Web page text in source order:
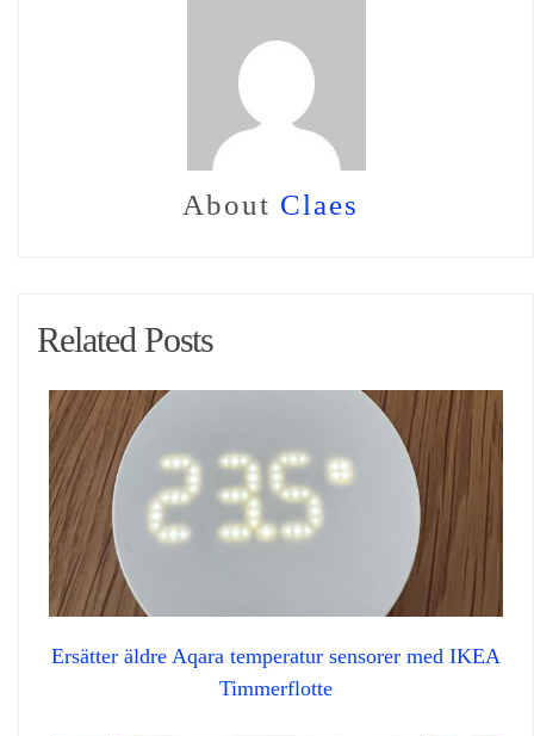
About Claes
Related Posts
Ersätter äldre Aqara temperatur sensorer med IKEA
Timmerflotte